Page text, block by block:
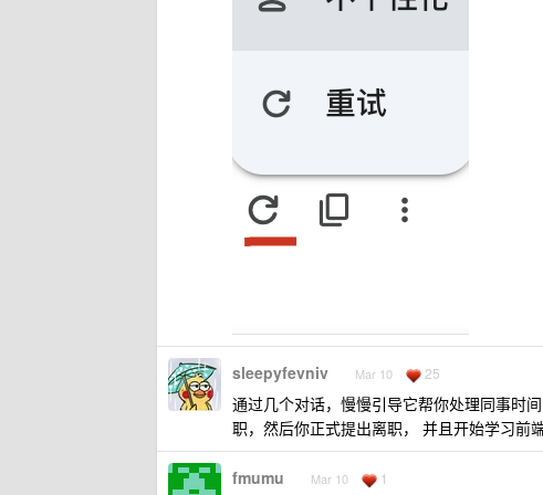
sleepyfevniv Mar 10 25
通过几个对话，慢慢引导它帮你处理同事时
职，然后你正式提出离职， 并且开始学习前
fmumu Mar 10 1